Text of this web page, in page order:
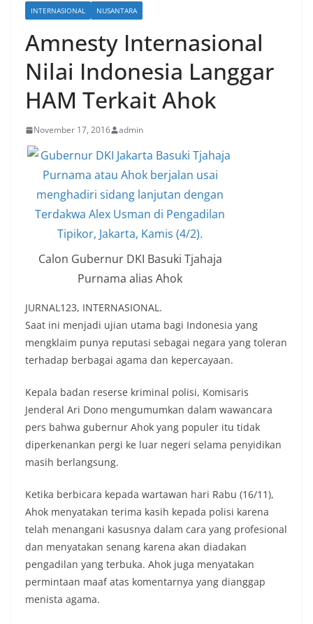
INTERNASIONAL NUSANTARA
Amnesty Internasional
Nilai Indonesia Langgar
HAM Terkait Ahok
November 17, 2016 admin
Calon Gubernur DKI Basuki Tjahaja
Purnama alias Ahok
JURNAL123, INTERNASIONAL.
Saat ini menjadi ujian utama bagi Indonesia yang
mengklaim punya reputasi sebagai negara yang toleran
terhadap berbagai agama dan kepercayaan.
Kepala badan reserse kriminal polisi, Komisaris
Jenderal Ari Dono mengumumkan dalam wawancara
pers bahwa gubernur Ahok yang populer itu tidak
diperkenankan pergi ke luar negeri selama penyidikan
masih berlangsung.
Ketika berbicara kepada wartawan hari Rabu (16/11),
Ahok menyatakan terima kasih kepada polisi karena
telah menangani kasusnya dalam cara yang profesional
dan menyatakan senang karena akan diadakan
pengadilan yang terbuka. Ahok juga menyatakan
permintaan maaf atas komentarnya yang dianggap
menista agama.